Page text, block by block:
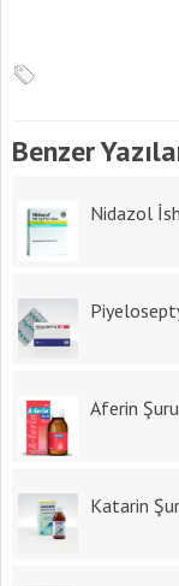
Benzer
Nidazol
Aferin
Katarin